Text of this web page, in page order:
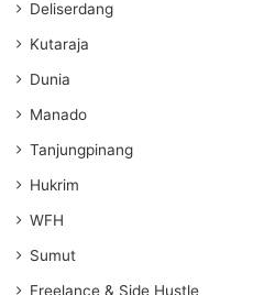
Deliserdang
Kutaraja
Dunia
Manado
Tanjungpinang
Hukrim
WFH
Sumut
Freelance & Side Hustle